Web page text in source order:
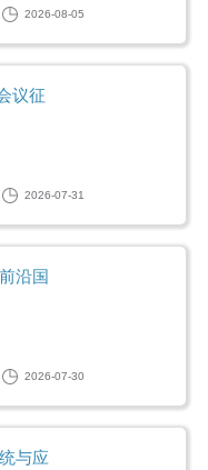
2026-08-05
议征
2026-07-31
沿国
2026-07-30
与应